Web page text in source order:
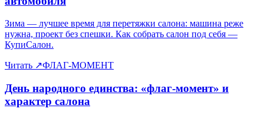
Зима — лучшее время для перетяжки салона: машина реже
нужна, проект без спешки. Как собрать салон под себя —
КупиСалон.
Читать ↗ФЛАГ-МОМЕНТ
День народного единства: «флаг-момент» и
характер салона